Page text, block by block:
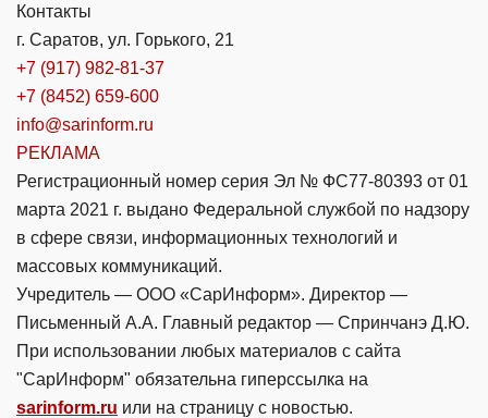
Контакты
г. Саратов, ул. Горького, 21
+7 (917) 982-81-37
+7 (8452) 659-600
info@sarinform.ru
РЕКЛАМА
Регистрационный номер серия Эл № ФС77-80393 от 01
марта 2021 г. выдано Федеральной службой по надзору
в сфере связи, информационных технологий и
массовых коммуникаций.
Учредитель — ООО «СарИнформ». Директор —
Письменный А.А. Главный редактор — Спринчанэ Д.Ю.
При использовании любых материалов с сайта
"СарИнформ" обязательна гиперссылка на
sarinform.ru или на страницу с новостью.